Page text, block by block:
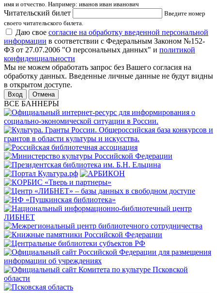
имя и отчество. Например: иванов иван иванович
Читательский билет
Введите номер
своего читательского билета.
Даю свое согласие на обработку введенной персональной
информации в соответствии с Федеральным Законом №152-
ФЗ от 27.07.2006 "О персональных данных" и политикой
конфиденциальности
Мы не можем обработать запрос без Вашего согласия на
обработку данных. Введенные личные данные не будут видны
в открытом доступе.
Отмена
ВСЕ БАННЕРЫ